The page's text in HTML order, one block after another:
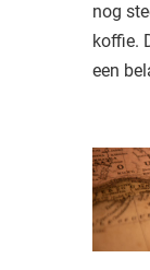
nog
koffie.
een